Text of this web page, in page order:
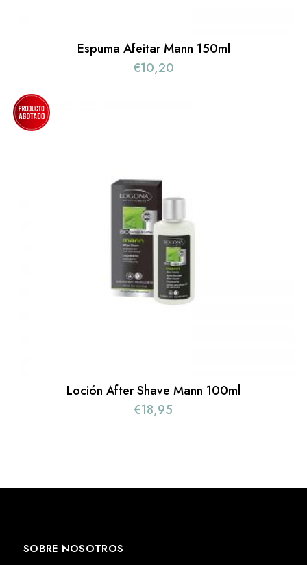
Espuma Afeitar Mann 150ml
€10,20
Loción After Shave Mann 100ml
€18,95
SOBRE NOSOTROS